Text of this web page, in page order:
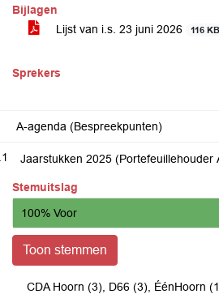
Bijlagen
Lijst van i.s. 23 juni 2026
116 KB
Sprekers
A-agenda (Bespreekpunten)
Jaarstukken 2025 (Portefeuillehouder
Stemuitslag
100% Voor
Toon stemmen
CDA Hoorn (3), D66 (3), ÉénHoorn